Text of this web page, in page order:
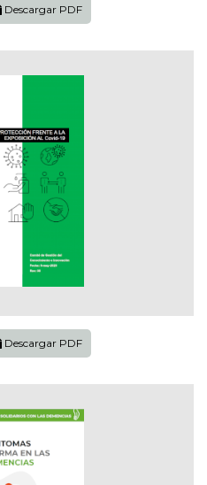
Descargar PDF
Descargar PDF